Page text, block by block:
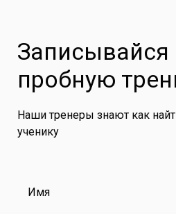
Записывайся
пробную
Наши тренеры знают как
ученику
Имя